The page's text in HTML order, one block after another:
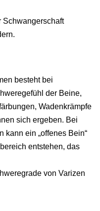
Schwangerschaft
besteht bei
der Beine,
Wadenkrämpfe
sich ergeben. Bei
kann ein „offenes Bein“
entstehen, das
von Varizen